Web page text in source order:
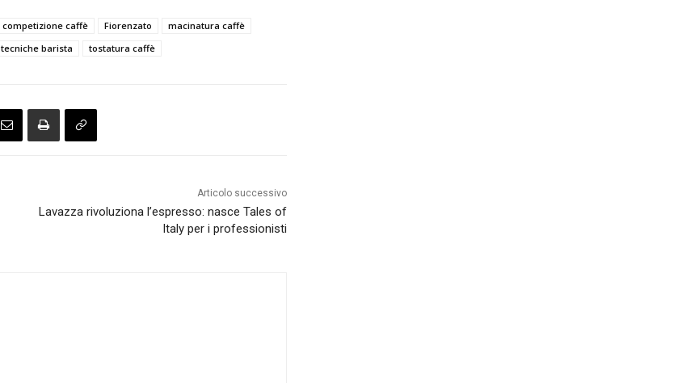
competizione caffè Fiorenzato
macinatura caffè
tecniche barista tostatura caffè
Articolo successivo
Lavazza rivoluziona l’espresso: nasce Tales of
Italy per i professionisti